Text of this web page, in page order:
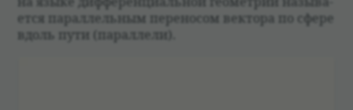
ется парал­лель­ным пере­но­сом век­тора по сфере
вдоль пути (парал­лели).